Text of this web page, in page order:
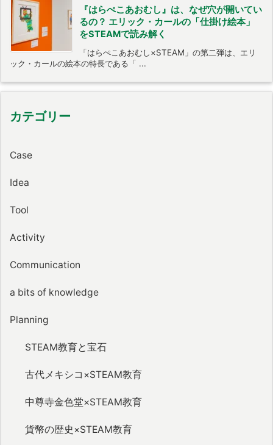
『はらぺこあおむし』は、なぜ穴が開いてい
るの？ エリック・カールの「仕掛け絵本」
をSTEAMで読み解く
「はらぺこあおむし×STEAM」の第二弾は、エリ
ック・カールの絵本の特長である「 ...
カテゴリー
Case
Idea
Tool
Activity
Communication
a bits of knowledge
Planning
STEAM教育と宝石
古代メキシコ×STEAM教育
中尊寺金色堂×STEAM教育
貨幣の歴史×STEAM教育